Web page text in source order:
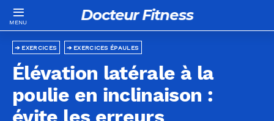
Docteur Fitness
EXERCICES ÉPAULES
EXERCICES
Élévation latérale à la
poulie en inclinaison :